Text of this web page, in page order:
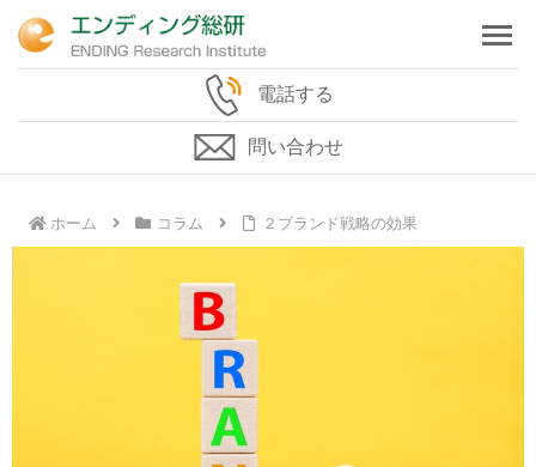
電話する
問い合わせ
ホーム コラム ２ブランド戦略の効果